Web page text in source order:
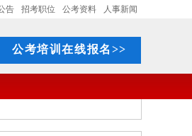
告 招考职位 公考资料 人事新闻
公考培训在线报名>>